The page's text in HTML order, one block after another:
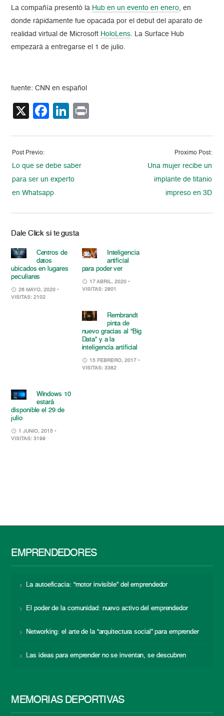
La compañía presentó la Hub en un evento en enero, en
donde rápidamente fue opacada por el debut del aparato de
realidad virtual de Microsoft HoloLens. La Surface Hub
empezará a entregarse el 1 de julio.
fuente: CNN en español
X Facebook
LinkedIn
Post Previo:
Lo que se debe saber
para ser un experto
en Whatsapp
Proximo Post:
Una mujer recibe un
implante de titanio
impreso en 3D
Dale Click si te gusta
Centros de
datos
ubicados en lugares
peculiares
26 MAYO, 2020 •
VISITAS: 2102
Inteligencia
artificial
para poder ver
17 ABRIL, 2020 •
VISITAS: 2801
Rembrandt
pinta de
nuevo gracias al “Big
Data” y a la
inteligencia artificial
15 FEBRERO, 2017 •
VISITAS: 3382
Windows 10
estará
disponible el 29 de
julio
1 JUNIO, 2015 •
VISITAS: 3199
EMPRENDEDORES
La autoeficacia: “motor invisible” del emprendedor
El poder de la comunidad: nuevo activo del emprendedor
Networking: el arte de la “arquitectura social” para emprender
Las ideas para emprender no se inventan, se descubren
MEMORIAS DEPORTIVAS